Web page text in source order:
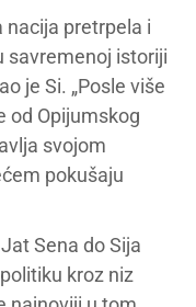
nacija pretrpela i
savremenoj istoriji
je Si. „Posle više
od Opijumskog
svojom
pokušaju
Sena do Sija
kroz niz